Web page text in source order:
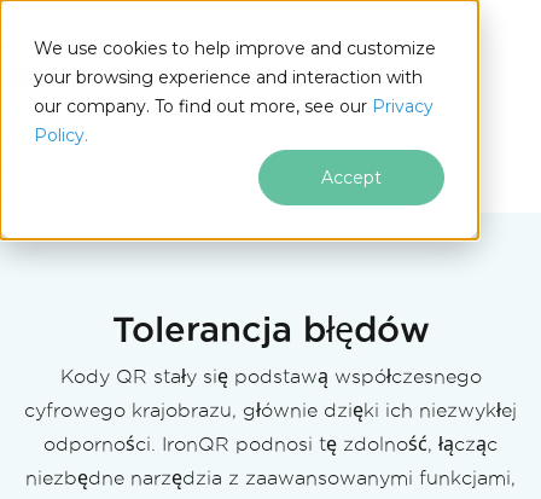
We use cookies to help improve and customize
your browsing experience and interaction with
our company. To find out more, see our Privacy
Policy.
Accept
.NET
Tolerancja błędów
Kody QR stały się podstawą współczesnego
cyfrowego krajobrazu, głównie dzięki ich niezwykłej
odporności. IronQR podnosi tę zdolność, łącząc
niezbędne narzędzia z zaawansowanymi funkcjami,